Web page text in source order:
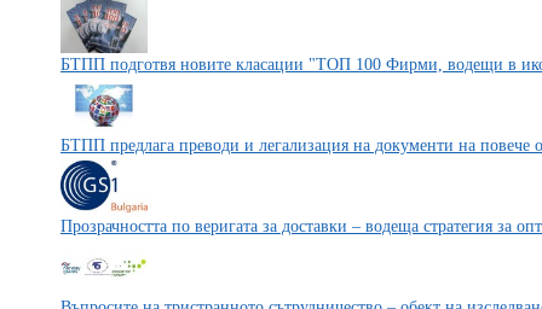
БТПП подготвя новите класации "ТОП 100 Фирми, водещи в
БТПП предлага преводи и легализация на документи на повече
Прозрачността по веригата за доставки – водеща стратегия за